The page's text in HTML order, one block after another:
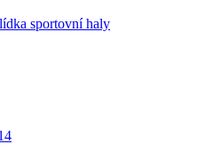
sportovní haly